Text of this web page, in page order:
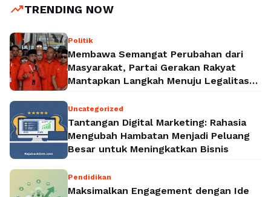
trending_upTRENDING NOW
Politik
Membawa Semangat Perubahan dari
Masyarakat, Partai Gerakan Rakyat
Mantapkan Langkah Menuju Legalitas
Uncategorized
Tantangan Digital Marketing: Rahasia
Mengubah Hambatan Menjadi Peluang
Besar untuk Meningkatkan Bisnis
Pendidikan
Maksimalkan Engagement dengan Ide